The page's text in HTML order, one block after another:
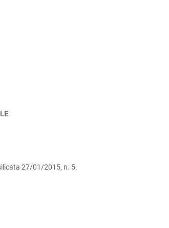
27/01/2015, n. 5.